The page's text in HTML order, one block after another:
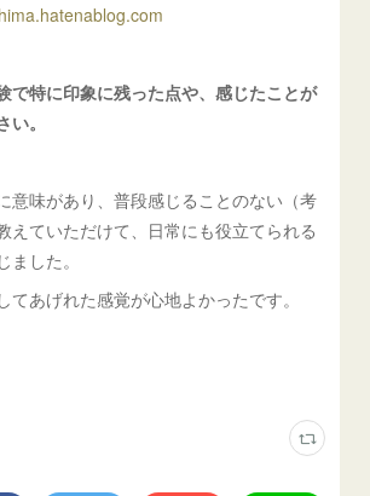
で特に印象に残った点や、感じたことが
。
意味があり、普段感じることのない（考
えていただけて、日常にも役立てられる
した。
てあげれた感覚が心地よかったです。